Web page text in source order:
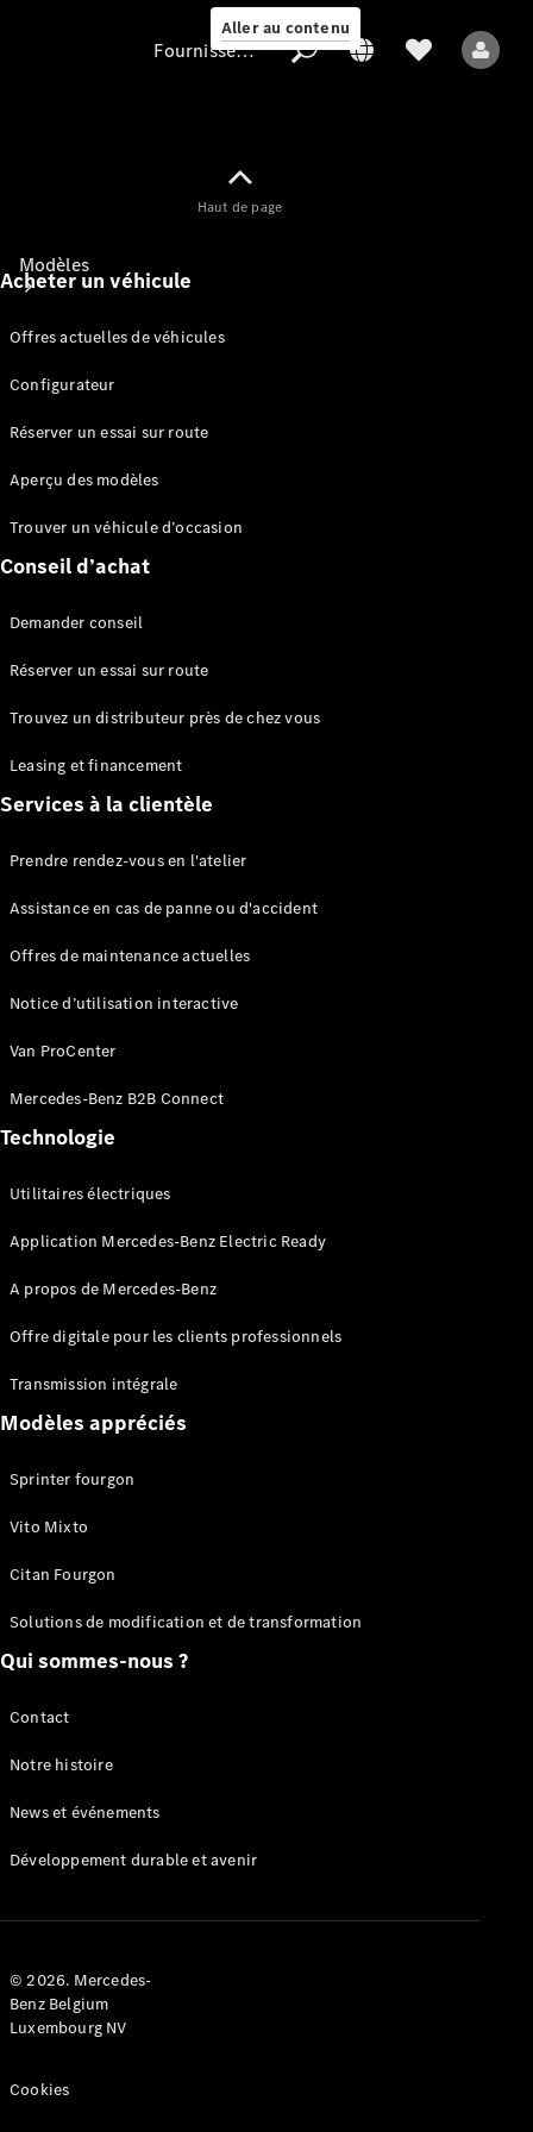
Aller au contenu
Modèles
Modèles électriques
Tous les
Sprinter
Sprinter
Sprinter
Sprinter
Cabine
Châssis
double
Châssis à
benne
Configurateur
Benz Store
Vito
Vito
Fourgon
Vito Tourer
Configurateur
Mercedes-
Citan
Configurateur
Mercedes-
Benz Store
Marco Polo
Fournisseur / Protection des données
Haut de page
Acheter un véhicule
Offres actuelles de véhicules
Configurateur
Réserver un essai sur route
Aperçu des modèles
Trouver un véhicule d’occasion
Conseil d’achat
Demander conseil
Réserver un essai sur route
Trouvez un distributeur près de chez vous
Leasing et financement
Services à la clientèle
Prendre rendez-vous en l'atelier
Assistance en cas de panne ou d'accident
Offres de maintenance actuelles
Notice d’utilisation interactive
Van ProCenter
Mercedes-Benz B2B Connect
Technologie
Utilitaires électriques
Application Mercedes-Benz Electric Ready
A propos de Mercedes-Benz
Offre digitale pour les clients professionnels
Transmission intégrale
Modèles appréciés
Sprinter fourgon
Vito Mixto
Citan Fourgon
Solutions de modification et de transformation
Qui sommes-nous ?
Contact
Notre histoire
News et événements
Développement durable et avenir
© 2026. Mercedes-
Benz Belgium
Luxembourg NV
Cookies